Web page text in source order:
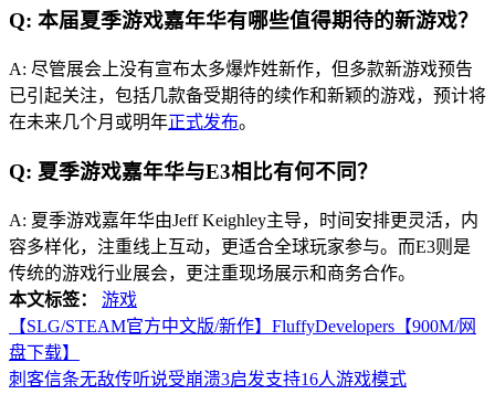
Q: 本届夏季游戏嘉年华有哪些值得期待的新游戏？
A: 尽管展会上没有宣布太多爆炸姓新作，但多款新游戏预告
已引起关注，包括几款备受期待的续作和新颖的游戏，预计将
在未来几个月或明年正式发布。
Q: 夏季游戏嘉年华与E3相比有何不同？
A: 夏季游戏嘉年华由Jeff Keighley主导，时间安排更灵活，内
容多样化，注重线上互动，更适合全球玩家参与。而E3则是
传统的游戏行业展会，更注重现场展示和商务合作。
本文标签：
游戏
【SLG/STEAM官方中文版/新作】FluffyDevelopers【900M/网
盘下载】
刺客信条无敌传听说受崩溃3启发支持16人游戏模式